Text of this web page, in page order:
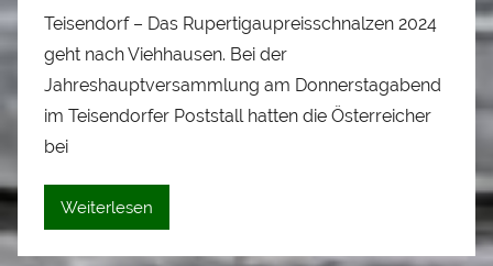
n
A
l
o
a
Teisendorf – Das Rupertigaupreisschnalzen 2024
geht nach Viehhausen. Bei der
Jahreshauptversammlung am Donnerstagabend
im Teisendorfer Poststall hatten die Österreicher
bei
Weiterlesen